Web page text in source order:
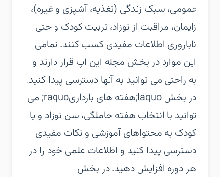
عمومی، سبک زندگی (تغذیه، آشپزی و غیره)،
زایمان، مراقبت از نوزاد، تربیت کودک و حتی
ناباروری اطلاعات مفیدی کسب کنند. تمامی
این موارد در بخش مجله این اپ قرار دارند و
به راحتی می توانید به آنها دسترسی پیدا کنید.
در بخش laquo;هفته های بارداریraquo; می
توانید با انتخاب هفته حاملگی، سن نوزاد و یا
کودک به محتواهای آموزشی و نکات مفیدی
دسترسی پیدا کنید و اطلاعات علمی خود را در
هر دوره افزایش دهید. در بخش